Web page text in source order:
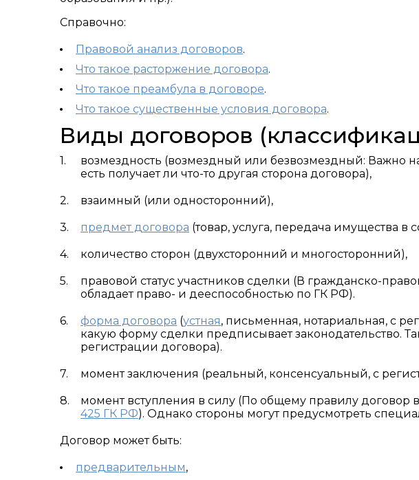
Справочно:
Правовой анализ договоров.
Что такое расторжение договора.
Что такое преамбула в договоре.
Что такое существенные условия договора.
Виды договоров
возмездность (возмездный или безвозмездный: Важно
есть получает ли что-то другая сторона договора),
взаимный (или односторонний),
предмет договора (товар, услуга, передача имущества в
количество сторон (двухсторонний и многосторонний),
правовой статус участников сделки (В гражданско-
обладает право- и дееспособностью по ГК РФ).
форма договора (устная, письменная, нотариальная, с
какую форму сделки предписывает законодательство.
регистрации договора).
момент заключения (реальный, консенсуальный, с
момент вступления в силу (По общему правилу договор
425 ГК РФ). Однако стороны могут предусмотреть
Договор может быть:
предварительным,